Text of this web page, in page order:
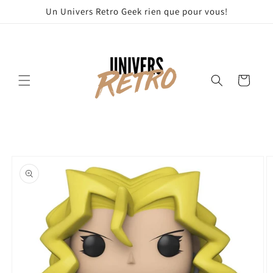
passerUn Univers Retro Geek rien que pour vous!
Panier
informations
produits